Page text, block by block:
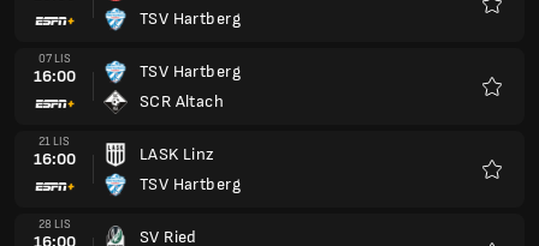
Grazer AK
12 GRU
16:00
Austria Lustenau
TSV Hartberg
23 STY
16:00
TSV Hartberg
Rapid Wiedeń
30 STY
16:00
Wolfsberger AC